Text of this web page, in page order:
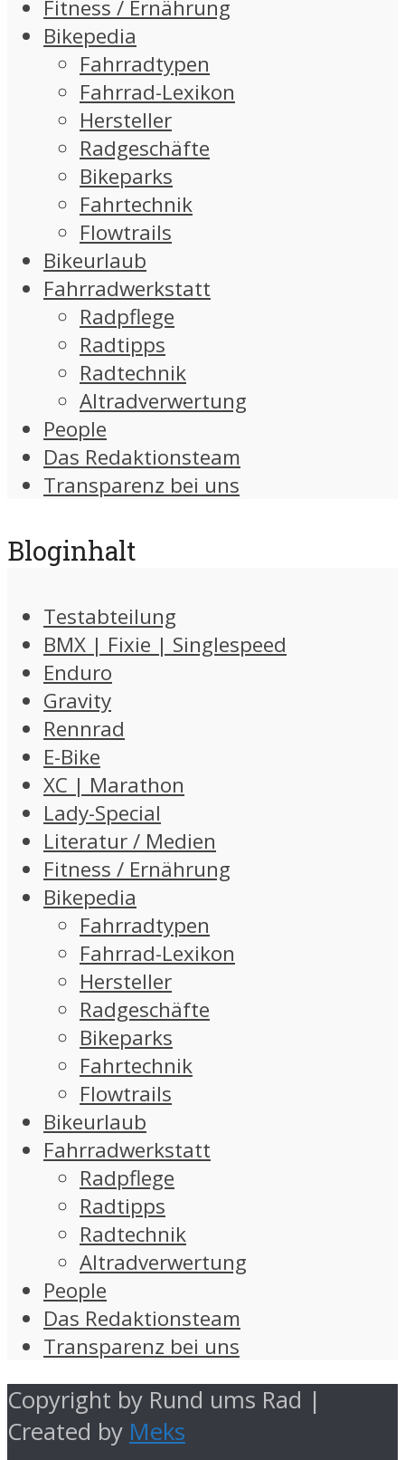
Fitness / Ernährung
Bikepedia
Fahrradtypen
Fahrrad-Lexikon
Hersteller
Radgeschäfte
Bikeparks
Fahrtechnik
Flowtrails
Bikeurlaub
Fahrradwerkstatt
Radpflege
Radtipps
Radtechnik
Altradverwertung
People
Das Redaktionsteam
Transparenz bei uns
Bloginhalt
Testabteilung
BMX | Fixie | Singlespeed
Enduro
Gravity
Rennrad
E-Bike
XC | Marathon
Lady-Special
Literatur / Medien
Fitness / Ernährung
Bikepedia
Fahrradtypen
Fahrrad-Lexikon
Hersteller
Radgeschäfte
Bikeparks
Fahrtechnik
Flowtrails
Bikeurlaub
Fahrradwerkstatt
Radpflege
Radtipps
Radtechnik
Altradverwertung
People
Das Redaktionsteam
Transparenz bei uns
Copyright by Rund ums Rad |
Created by Meks